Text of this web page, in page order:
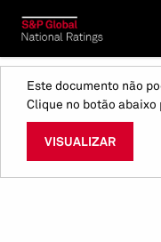
Este documento não
Clique no botão
VISUALIZAR